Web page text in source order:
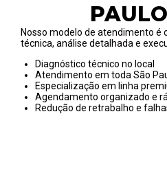
PAULO
Nosso modelo de atendimento é
técnica, análise detalhada e
Diagnóstico técnico no local
Atendimento em toda São
Especialização em linha
Agendamento organizado e
Redução de retrabalho e